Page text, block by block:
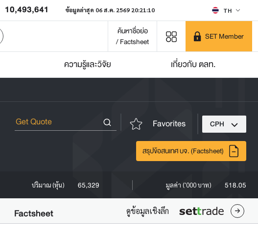
10,493,641 ข้อมูลล่าสุด 06 ส.ค. 2569 20:21:10 TH
ค้นหาชื่อย่อ
/ Factsheet
SET Member
ความรู้และวิจัย เกี่ยวกับ ตลท.
Favorites CPH
สรุปข้อสนเทศ บจ. (Factsheet)
ปริมาณ (หุ้น) 65,329 มูลค่า ('000 บาท) 518.05
Factsheet ดูข้อมูลเชิงลึก